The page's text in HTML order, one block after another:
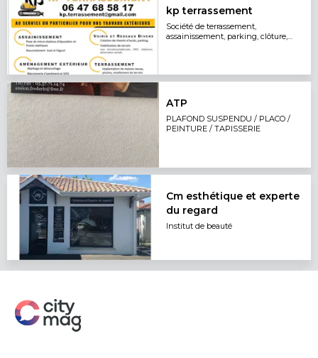
kp terrassement
Société de terrassement,
assainissement, parking, clôture,
ATP
PLAFOND SUSPENDU / PLACO /
PEINTURE / TAPISSERIE
Cm esthétique et experte
du regard
Institut de beauté